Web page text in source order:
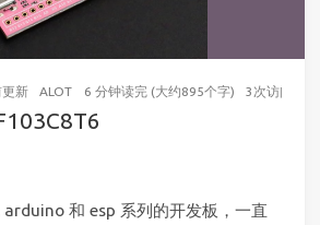
更新 ALOT 6 分钟读完 (大约895个字) 3 次访问
arduino 和 esp 系列的开发板，一直